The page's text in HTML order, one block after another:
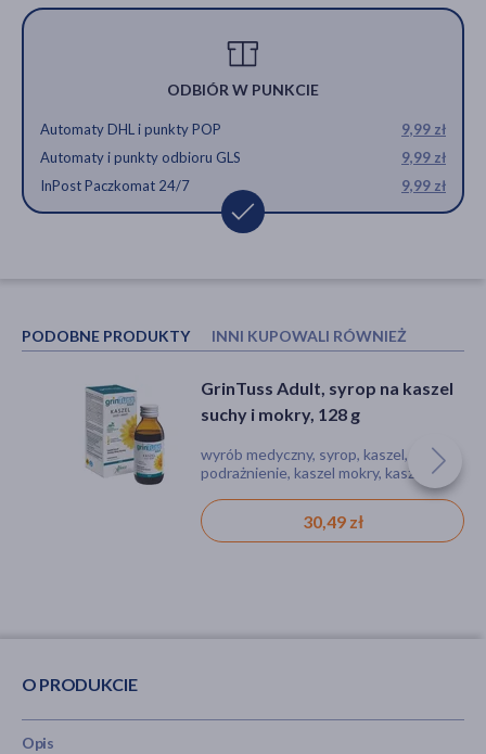
ODBIÓR W PUNKCIE
Automaty DHL i punkty POP
9,99 zł
Automaty i punkty odbioru GLS
9,99 zł
InPost Paczkomat 24/7
9,99 zł
PODOBNE PRODUKTY INNI KUPOWALI RÓWNIEŻ
GrinTuss Adult, syrop na kaszel
suchy i mokry, 128 g
wyrób medyczny, syrop, kaszel,
podrażnienie, kaszel mokry, kaszel
30,49 zł
Kaszle-Q, pastylki do ssania, 24
szt.
wyrób medyczny, pastylki, ból,
podrażnienie, kaszel
22,59 zł
O PRODUKCIE
Opis